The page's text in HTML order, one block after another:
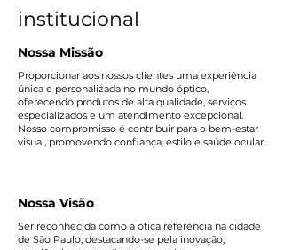
institucional
Nossa Missão
Proporcionar aos nossos clientes uma experiência
única e personalizada no mundo óptico,
oferecendo produtos de alta qualidade, serviços
especializados e um atendimento excepcional.
Nosso compromisso é contribuir para o bem-estar
visual, promovendo confiança, estilo e saúde ocular.
Nossa Visão
Ser reconhecida como a ótica referência na cidade
de São Paulo, destacando-se pela inovação,